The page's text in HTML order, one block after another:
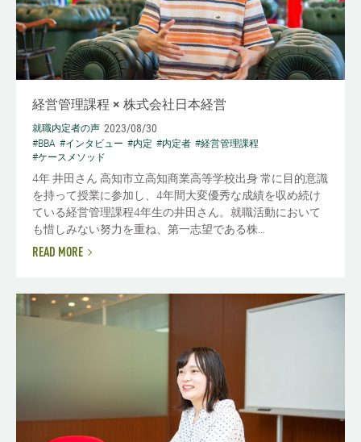
経営管理課程 × 株式会社日本経営
就職内定者の声 2023/08/30
#BBA #インタビュー #内定 #内定者 #経営管理課程
#ケースメソッド
4年 井田さん 高知市立高知商業高等学校出身 常に目的意識
を持って授業に参加し、4年間大変優秀な成績を収め続け
ている経営管理課程4年生の井田さん。就職活動において
も惜しみない努力を重ね、第一志望である株...
READ MORE